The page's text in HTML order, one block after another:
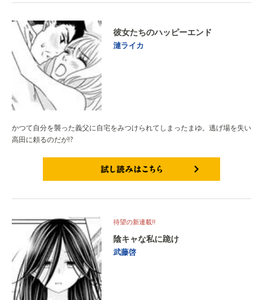
彼女たちのハッピーエンド
漣ライカ
かつて自分を襲った義父に自宅をみつけられてしまったまゆ。逃げ場を失い
高田に頼るのだが!?
待望の新連載!!
陰キャな私に跪け
武藤啓